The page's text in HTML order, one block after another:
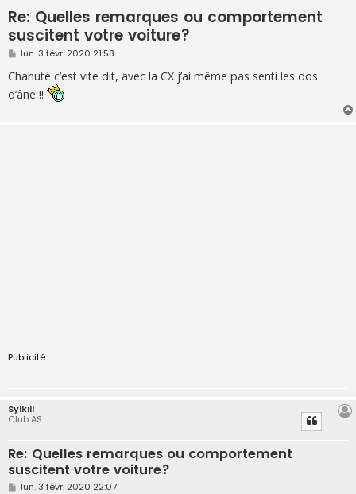
Re: Quelles remarques ou comportement
suscitent votre voiture?
M
s
s
a
lun. 3 févr. 2020 21:58
Chahuté c’est vite dit, avec la CX j’ai même pas senti les dos
d’âne !!
Publicité
Sylkill
Club AS
Re: Quelles remarques ou comportement
suscitent votre voiture?
M
lun. 3 févr. 2020 22:07